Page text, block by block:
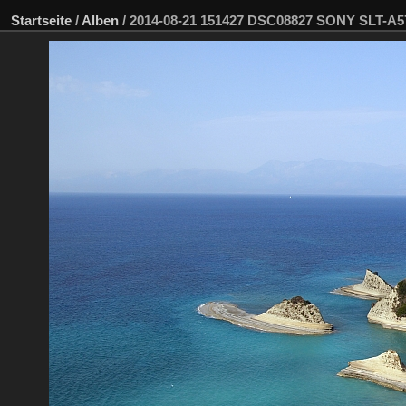
Startseite / Alben / 2014-08-21 151427 DSC08827 SONY SLT-